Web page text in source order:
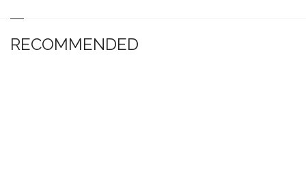
RECOMMENDED